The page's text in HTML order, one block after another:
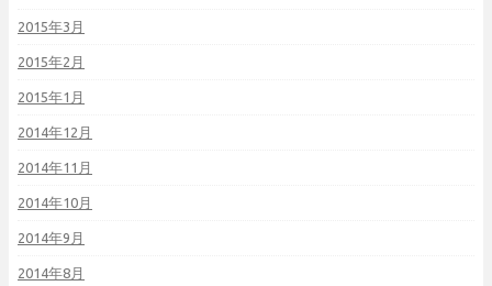
2015年3月
2015年2月
2015年1月
2014年12月
2014年11月
2014年10月
2014年9月
2014年8月